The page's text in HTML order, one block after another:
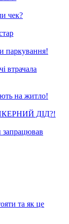
Юнайтед? –
в Києві
в скільки